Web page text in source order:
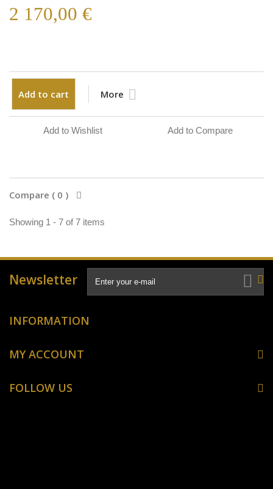
2 170,00 €
Add to cart More
Add to Wishlist Add to Compare
Compare ( 0 )
Showing 1 - 7 of 7 items
Newsletter
INFORMATION
MY ACCOUNT
FOLLOW US